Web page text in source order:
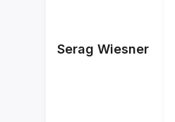
Serag Wiesner